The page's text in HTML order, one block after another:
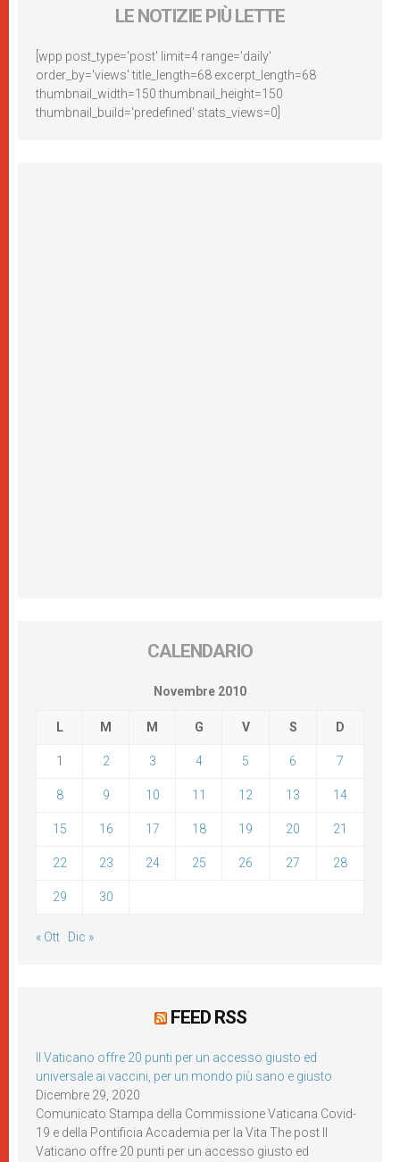
LE NOTIZIE PIÙ LETTE
[wpp post_type='post' limit=4 range='daily'
order_by='views' title_length=68 excerpt_length=68
thumbnail_width=150 thumbnail_height=150
thumbnail_build='predefined' stats_views=0]
CALENDARIO
Novembre 2010
L M M G V S D
1 2 3 4 5 6 7
8 9 10 11 12 13 14
15 16 17 18 19 20 21
22 23 24 25 26 27 28
29 30
« Ott Dic »
FEED RSS
Il Vaticano offre 20 punti per un accesso giusto ed
universale ai vaccini, per un mondo più sano e giusto
Dicembre 29, 2020
Comunicato Stampa della Commissione Vaticana Covid-
19 e della Pontificia Accademia per la Vita The post Il
Vaticano offre 20 punti per un accesso giusto ed